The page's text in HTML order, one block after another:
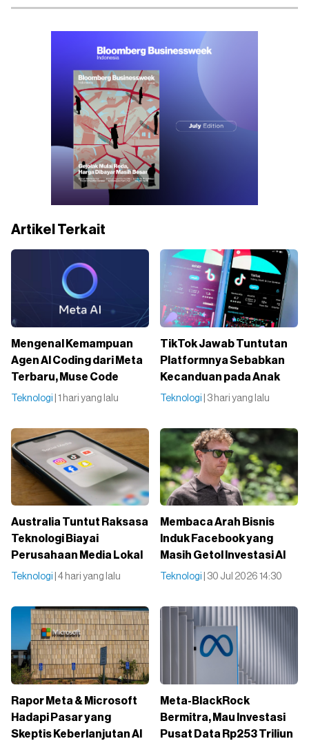
Artikel Terkait
Mengenal Kemampuan
Agen AI Coding dari Meta
Terbaru, Muse Code
Teknologi | 1 hari yang lalu
TikTok Jawab Tuntutan
Platformnya Sebabkan
Kecanduan pada Anak
Teknologi | 3 hari yang lalu
Australia Tuntut Raksasa
Teknologi Biayai
Perusahaan Media Lokal
Teknologi | 4 hari yang lalu
Membaca Arah Bisnis
Induk Facebook yang
Masih Getol Investasi AI
Teknologi | 30 Jul 2026 14:30
Rapor Meta & Microsoft
Hadapi Pasar yang
Skeptis Keberlanjutan AI
Meta-BlackRock
Bermitra, Mau Investasi
Pusat Data Rp253 Triliun